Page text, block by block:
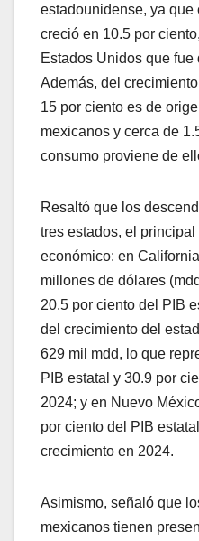
estadounidense, ya
creció en 10.5 por
Estados Unidos que fue
Además, del
15 por ciento es de
mexicanos y cerca de
consumo proviene de
Resaltó que los
tres estados, el
económico: en
millones de dólares
20.5 por ciento del PIB
del crecimiento del
629 mil mdd, lo que
PIB estatal y 30.9 por
2024; y en Nuevo
por ciento del PIB
crecimiento en 2024.
Asimismo, señaló que
mexicanos tienen